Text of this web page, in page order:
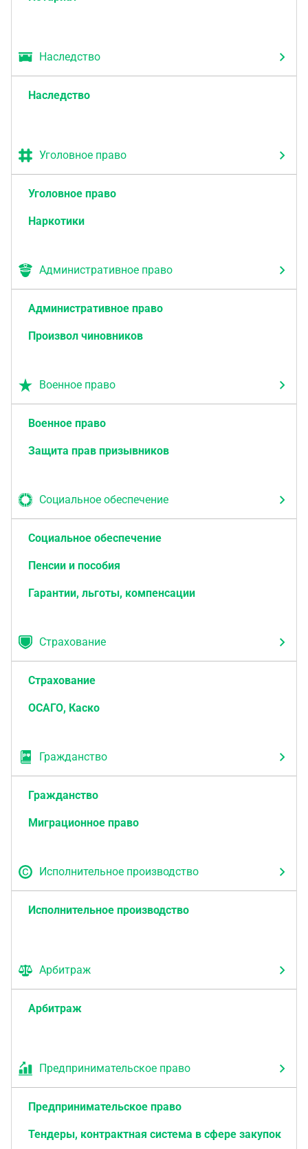
Наследство
Наследство
Уголовное право
Уголовное право
Наркотики
Административное право
Административное право
Произвол чиновников
Военное право
Военное право
Защита прав призывников
Социальное обеспечение
Социальное обеспечение
Пенсии и пособия
Гарантии, льготы, компенсации
Страхование
Страхование
ОСАГО, Каско
Гражданство
Гражданство
Миграционное право
Исполнительное производство
Исполнительное производство
Арбитраж
Арбитраж
Предпринимательское право
Предпринимательское право
Тендеры, контрактная система в сфере закупок